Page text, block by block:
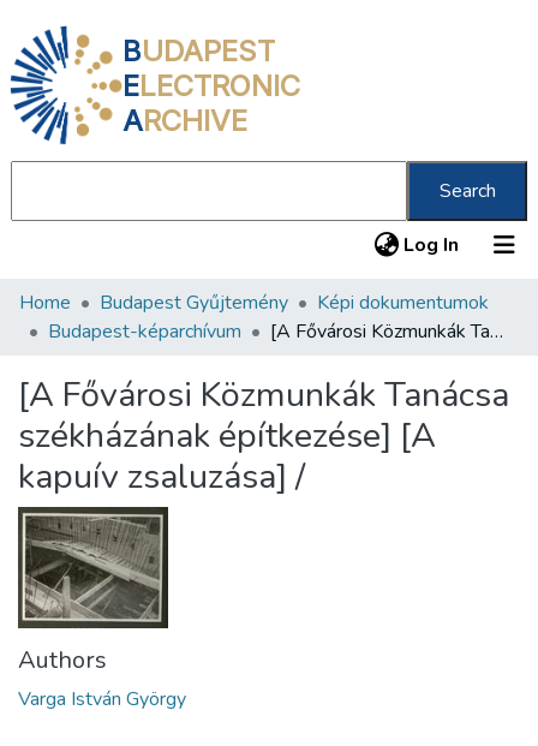
BUDAPEST
ELECTRONIC
ARCHIVE
Search
Log In (current)
Communities & Collections
Statistics
About us
Home Budapest Gyűjtemény
Képi dokumentumok
Budapest-képarchívum
[A Fővárosi Közmunkák Tanácsa székházának építkezése] [A kapuív zsaluzása] /
[A Fővárosi Közmunkák Tanácsa
székházának építkezése] [A
kapuív zsaluzása] /
Authors
Varga István György